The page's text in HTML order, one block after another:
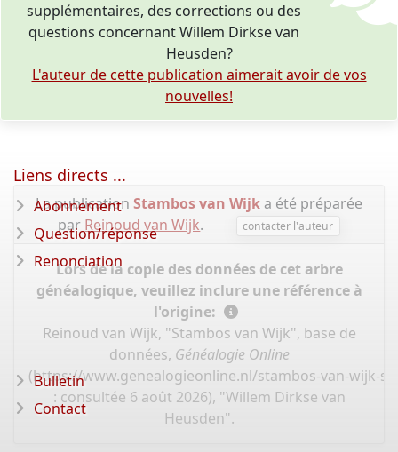
supplémentaires, des corrections ou des
questions concernant Willem Dirkse van
Heusden?
L'auteur de cette publication aimerait avoir de vos
nouvelles!
La publication Stambos van Wijk a été préparée
par Reinoud van Wijk. contacter l'auteur
Lors de la copie des données de cet arbre
généalogique, veuillez inclure une référence à
l'origine:
Reinoud van Wijk, "Stambos van Wijk", base de
données, Généalogie Online
(https://www.genealogieonline.nl/stambos-van-wijk-
: consultée 6 août 2026), "Willem Dirkse van
Heusden".
Liens directs ...
Abonnement
Question/réponse
Renonciation
Bulletin
Contact